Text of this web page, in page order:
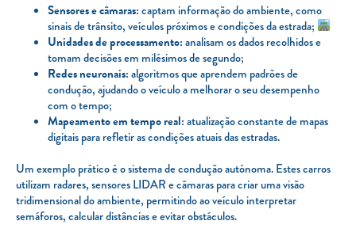
Sensores e câmaras:captam informação do ambiente, como
sinais de trânsito, veículos próximos e condições da estrada;
Unidades de processamento:analisam os dados recolhidos e
tomam decisões em milésimos de segundo;
Redes neuronais:algoritmos que aprendem padrões de
condução, ajudando o veículo a melhorar o seu desempenho
com o tempo;
Mapeamento em tempo real:atualização constante de mapas
digitais para refletir as condições atuais das estradas.
Um exemplo prático é o sistema de condução autónoma. Estes carros
utilizam radares, sensores LIDAR e câmaras para criar uma visão
tridimensional do ambiente, permitindo ao veículo interpretar
semáforos, calcular distâncias e evitar obstáculos.